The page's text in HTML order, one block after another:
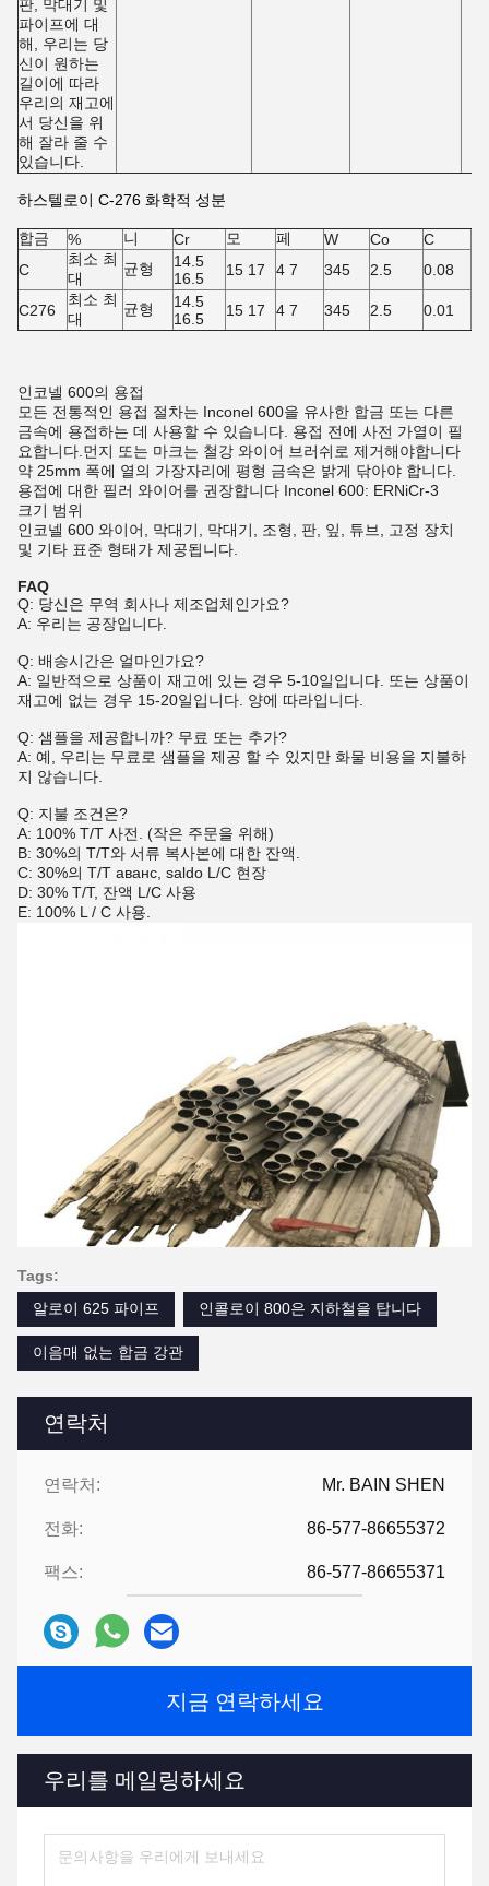
연락처
연락처: Mr. BAIN SHEN
전화: 86-577-86655372
팩스: 86-577-86655371
지금 연락하세요
우리를 메일링하세요
판, 막대기 및
파이프에 대
해, 우리는 당
신이 원하는
길이에 따라
우리의 재고에
서 당신을 위
해 잘라 줄 수
있습니다.
하스텔로이 C-276 화학적 성분
합금 % 니 Cr 모 페 W Co C
C
최소 최
대
균형
14.5
16.5
15 17 4 7 345 2.5 0.08
C276
최소 최
대
균형
14.5
16.5
15 17 4 7 345 2.5 0.01
인코넬 600의 용접
모든 전통적인 용접 절차는 Inconel 600을 유사한 합금 또는 다른
금속에 용접하는 데 사용할 수 있습니다. 용접 전에 사전 가열이 필
요합니다.먼지 또는 마크는 철강 와이어 브러쉬로 제거해야합니다
약 25mm 폭에 열의 가장자리에 평형 금속은 밝게 닦아야 합니다.
용접에 대한 필러 와이어를 권장합니다 Inconel 600: ERNiCr-3
크기 범위
인코넬 600 와이어, 막대기, 막대기, 조형, 판, 잎, 튜브, 고정 장치
및 기타 표준 형태가 제공됩니다.
FAQ
Q: 당신은 무역 회사나 제조업체인가요?
A: 우리는 공장입니다.
Q: 배송시간은 얼마인가요?
A: 일반적으로 상품이 재고에 있는 경우 5-10일입니다. 또는 상품이
재고에 없는 경우 15-20일입니다. 양에 따라입니다.
Q: 샘플을 제공합니까? 무료 또는 추가?
A: 예, 우리는 무료로 샘플을 제공 할 수 있지만 화물 비용을 지불하
지 않습니다.
Q: 지불 조건은?
A: 100% T/T 사전. (작은 주문을 위해)
B: 30%의 T/T와 서류 복사본에 대한 잔액.
C: 30%의 T/T аванс, saldo L/C 현장
D: 30% T/T, 잔액 L/C 사용
E: 100% L / C 사용.
Tags:
알로이 625 파이프
인콜로이 800은 지하철을 탑니다
이음매 없는 합금 강관